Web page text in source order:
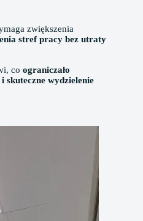
zwiększenia
stref pracy bez utraty
co ograniczało
skuteczne wydzielenie